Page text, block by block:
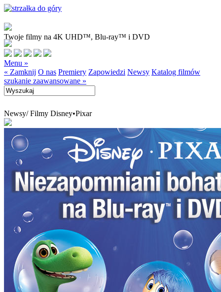
Twoje filmy na 4K UHD™, Blu-ray™ i DVD
Menu »
« Zamknij O nas Premiery Zapowiedzi Newsy Katalog filmów
szukanie zaawansowane »
Newsy/ Filmy Disney•Pixar